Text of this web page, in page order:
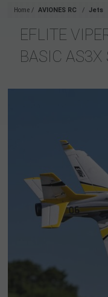
Home AVIONES RC Jets
EFLITE
BASIC AS3X